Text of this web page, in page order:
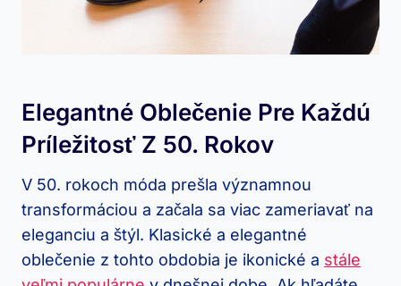
Elegantné Oblečenie Pre Každú
Príležitosť Z 50. Rokov
V 50. rokoch móda prešla významnou
transformáciou a začala sa viac zameriavať na
eleganciu a štýl. Klasické a elegantné
oblečenie z tohto obdobia je ikonické a stále